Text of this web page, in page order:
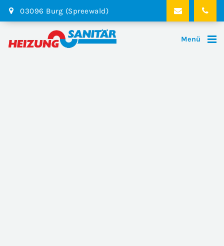
03096 Burg (Spreewald)